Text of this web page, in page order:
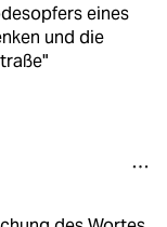
eines
und die